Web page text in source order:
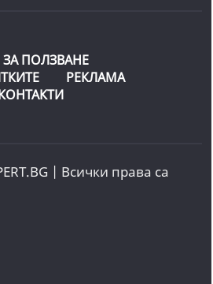
ПОЛЗВАНЕ
РЕКЛАМА
| Всички права са